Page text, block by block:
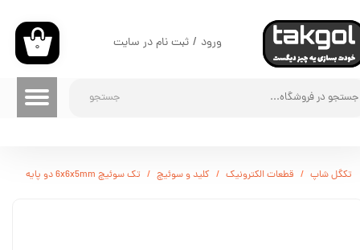
جستجو
۰ ورود / ثبت نام در سایت
حساب کاربری من
تغییر گذر واژه
سفارشات
تکگل شاپ قطعات الکترونیک کلید و سوئیچ تک سوئیچ 6x6x5mm دو پایه